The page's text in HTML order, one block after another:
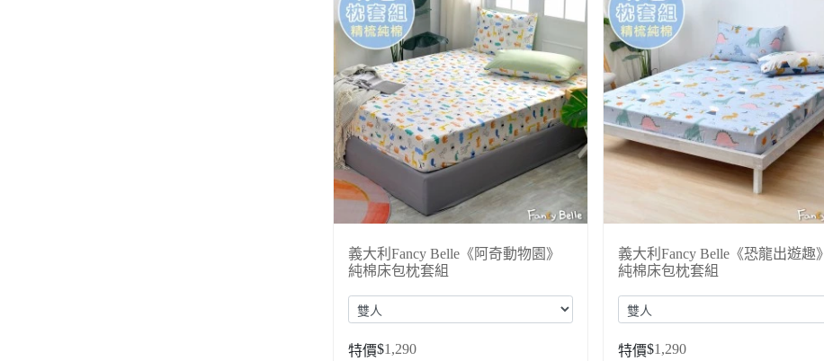
義大利Fancy Belle《阿奇動物園》
純棉床包枕套組
特價$1,290
義大利Fancy Belle《恐龍出遊趣》
純棉床包枕套組
特價$1,290